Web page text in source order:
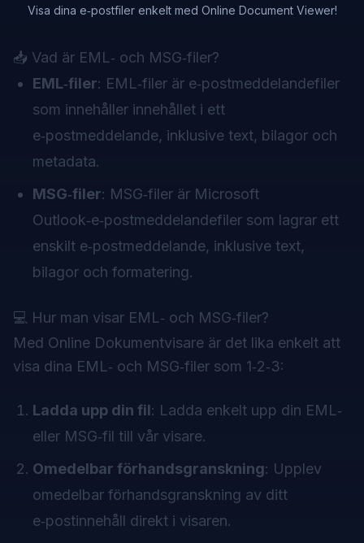
Visa dina e‑postfiler enkelt med Online Document Viewer!
📥 Vad är EML‑ och MSG‑filer?
EML‑filer: EML‑filer är e‑postmeddelandefiler
som innehåller innehållet i ett
e‑postmeddelande, inklusive text, bilagor och
metadata.
MSG‑filer: MSG‑filer är Microsoft
Outlook‑e‑postmeddelandefiler som lagrar ett
enskilt e‑postmeddelande, inklusive text,
bilagor och formatering.
💻 Hur man visar EML‑ och MSG‑filer?
Med Online Dokumentvisare är det lika enkelt att
visa dina EML‑ och MSG‑filer som 1‑2‑3:
Ladda upp din fil: Ladda enkelt upp din EML‑
eller MSG‑fil till vår visare.
Omedelbar förhandsgranskning: Upplev
omedelbar förhandsgranskning av ditt
e‑postinnehåll direkt i visaren.